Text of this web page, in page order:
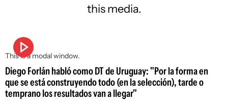
This is a modal window.
this media.
Diego Forlán habló como DT de Uruguay: "Por la forma en
que se está construyendo todo (en la selección), tarde o
temprano los resultados van a llegar"